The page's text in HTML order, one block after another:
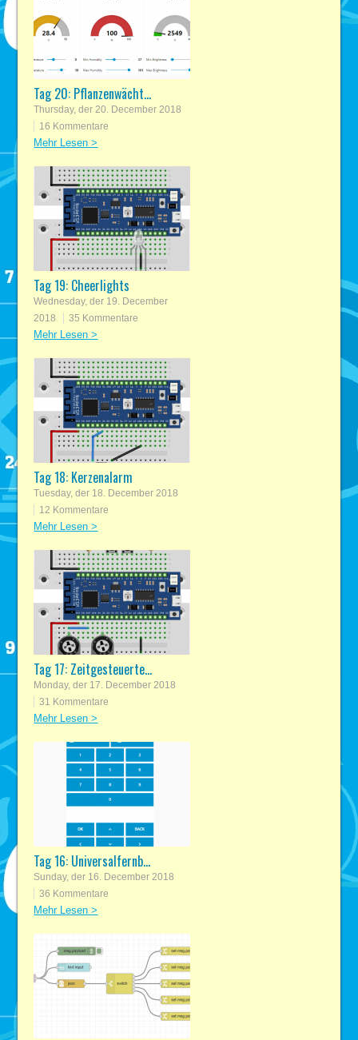
Tag 20: Pflanzenwächt...
Thursday, der 20. December 2018
16 Kommentare
Mehr Lesen >
Tag 19: Cheerlights
Wednesday, der 19. December
2018
35 Kommentare
Mehr Lesen >
Tag 18: Kerzenalarm
Tuesday, der 18. December 2018
12 Kommentare
Mehr Lesen >
Tag 17: Zeitgesteuerte...
Monday, der 17. December 2018
31 Kommentare
Mehr Lesen >
Tag 16: Universalfernb...
Sunday, der 16. December 2018
36 Kommentare
Mehr Lesen >